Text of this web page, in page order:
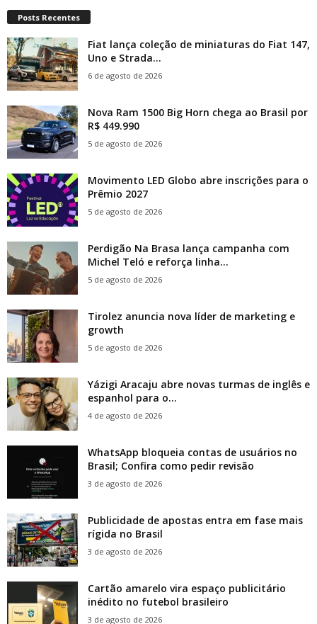
Posts Recentes
Fiat lança coleção de miniaturas do Fiat 147,
Uno e Strada...
6 de agosto de 2026
Nova Ram 1500 Big Horn chega ao Brasil por
R$ 449.990
5 de agosto de 2026
Movimento LED Globo abre inscrições para o
Prêmio 2027
5 de agosto de 2026
Perdigão Na Brasa lança campanha com
Michel Teló e reforça linha...
5 de agosto de 2026
Tirolez anuncia nova líder de marketing e
growth
5 de agosto de 2026
Yázigi Aracaju abre novas turmas de inglês e
espanhol para o...
4 de agosto de 2026
WhatsApp bloqueia contas de usuários no
Brasil; Confira como pedir revisão
3 de agosto de 2026
Publicidade de apostas entra em fase mais
rígida no Brasil
3 de agosto de 2026
Cartão amarelo vira espaço publicitário
inédito no futebol brasileiro
3 de agosto de 2026